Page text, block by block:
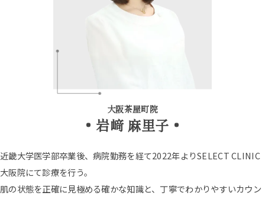
大阪茶屋町院
岩﨑 麻里子
近畿大学医学部卒業後、病院勤務を経て2022年よりSELECT CLINIC
大阪院にて診療を行う。
肌の状態を正確に見極める確かな知識と、丁寧でわかりやすいカウン